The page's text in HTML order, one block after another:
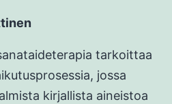
tarkoittaa
jossa
kirjallista aineistoa